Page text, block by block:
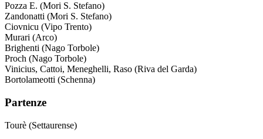
Pozza E. (Mori S. Stefano)
Zandonatti (Mori S. Stefano)
Ciovnicu (Vipo Trento)
Murari (Arco)
Brighenti (Nago Torbole)
Proch (Nago Torbole)
Vinicius, Cattoi, Meneghelli, Raso (Riva del Garda)
Bortolameotti (Schenna)
Partenze
Tourè (Settaurense)